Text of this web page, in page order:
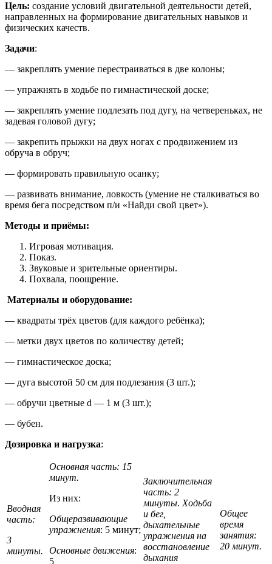
Цель: создание условий двигательной деятельности детей,
направленных на формирование двигательных навыков и
физических качеств.
Задачи:
— закреплять умение перестраиваться в две колоны;
— упражнять в ходьбе по гимнастической доске;
— закреплять умение подлезать под дугу, на четвереньках, не
задевая головой дугу;
— закрепить прыжки на двух ногах с продвижением из
обруча в обруч;
— формировать правильную осанку;
— развивать внимание, ловкость (умение не сталкиваться во
время бега посредством п/и «Найди свой цвет»).
Методы и приёмы:
Игровая мотивация.
Показ.
Звуковые и зрительные ориентиры.
Похвала, поощрение.
Материалы и оборудование:
— квадраты трёх цветов (для каждого ребёнка);
— метки двух цветов по количеству детей;
— гимнастическое доска;
— дуга высотой 50 см для подлезания (3 шт.);
— обручи цветные d — 1 м (3 шт.);
— бубен.
Дозировка и нагрузка:
Вводная
часть:
3
минуты.
Основная часть: 15
минут.
Из них:
Общеразвивающие
упражнения: 5 минут;
Основные движения:
5
Заключительная
часть: 2
минуты. Ходьба
и бег,
дыхательные
упражнения на
восстановление
дыхания
Общее
время
занятия:
20 минут.